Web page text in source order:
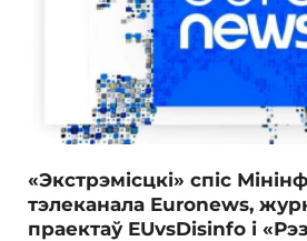
«Экстрэмісцкі» спіс
тэлеканала Euronews,
праектаў EUvsDisinfo і